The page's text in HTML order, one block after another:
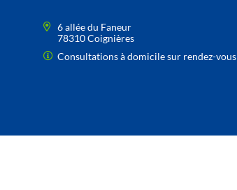
6 allée du Faneur
78310 Coignières
Consultations à domicile sur rendez-vous